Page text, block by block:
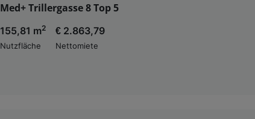
Med+ Trillergasse 8 Top 5
155,81 m2
Nutzfläche
€ 2.863,79
Nettomiete